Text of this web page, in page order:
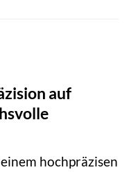
auf
hochpräzisen